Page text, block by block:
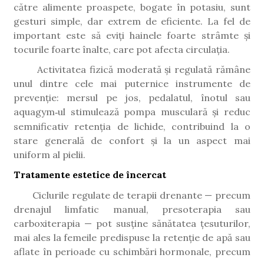
către alimente proaspete, bogate în potasiu, sunt
gesturi simple, dar extrem de eficiente. La fel de
important este să eviți hainele foarte strâmte și
tocurile foarte înalte, care pot afecta circulația.
Activitatea fizică moderată și regulată rămâne
unul dintre cele mai puternice instrumente de
prevenție: mersul pe jos, pedalatul, înotul sau
aquagym‑ul stimuleazăpompa musculară și reduc
semnificativ retenția de lichide, contribuind la o
stare generalăde confort și la un aspect mai
uniform al pielii.
Tratamente estetice de încercat
Ciclurile regulate de terapii drenante — precum
drenajul limfatic manual, presoterapia sau
carboxiterapia — pot susține sănătatea țesuturilor,
mai ales la femeile predispuse la retenție de apă sau
aflate în perioade cu schimbări hormonale, precum